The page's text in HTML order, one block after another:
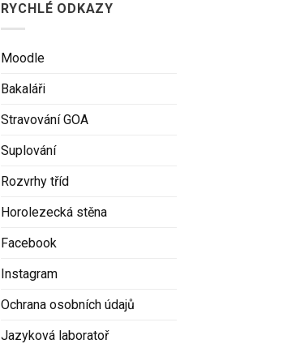
RYCHLÉ ODKAZY
Moodle
Bakaláři
Stravování GOA
Suplování
Rozvrhy tříd
Horolezecká stěna
Facebook
Instagram
Ochrana osobních údajů
Jazyková laboratoř